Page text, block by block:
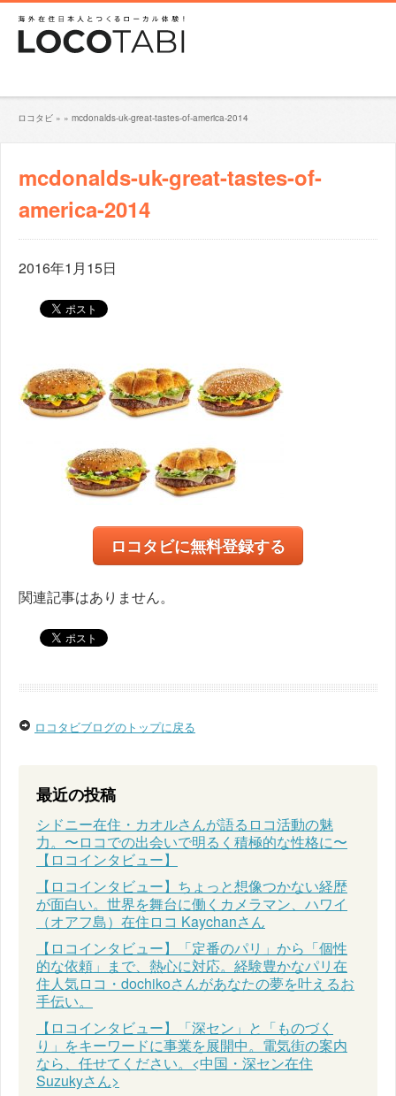
ロコタビ » » mcdonalds-uk-great-tastes-of-america-2014
mcdonalds-uk-great-tastes-of-
america-2014
2016年1月15日
ロコタビに無料登録する
関連記事はありません。
ロコタビブログのトップに戻る
最近の投稿
シドニー在住・カオルさんが語るロコ活動の魅
力。〜ロコでの出会いで明るく積極的な性格に〜
【ロコインタビュー】
【ロコインタビュー】ちょっと想像つかない経歴
が面白い。世界を舞台に働くカメラマン、ハワイ
（オアフ島）在住ロコ Kaychanさん
【ロコインタビュー】「定番のパリ」から「個性
的な依頼」まで、熱心に対応。経験豊かなパリ在
住人気ロコ・dochikoさんがあなたの夢を叶えるお
手伝い。
【ロコインタビュー】「深セン」と「ものづく
り」をキーワードに事業を展開中。電気街の案内
なら、任せてください。<中国・深セン在住
Suzukyさん>